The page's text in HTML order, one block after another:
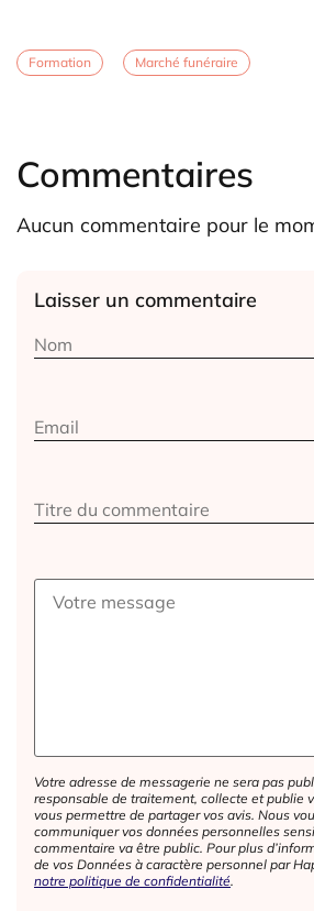
Formation Marché funéraire
Commentaires
Aucun commentaire pour le
Laisser un commentaire
Votre adresse de messagerie ne sera pas
responsable de traitement, collecte et publie
vous permettre de partager vos avis. Nous
communiquer vos données personnelles
commentaire va être public. Pour plus
de vos Données à caractère personnel par
notre politique de confidentialité.
Alternative: